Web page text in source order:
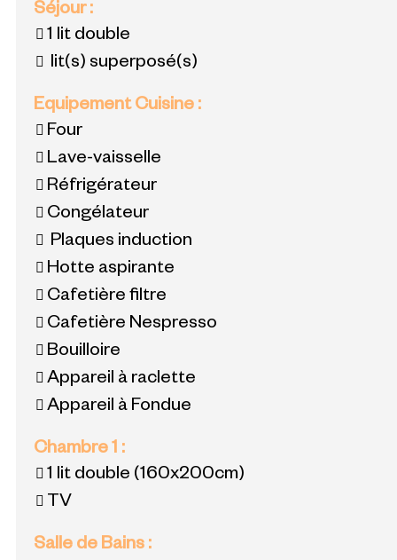
Séjour:
1 lit double
lit(s) superposé(s)
Equipement Cuisine :
Four
Lave-vaisselle
Réfrigérateur
Congélateur
Plaques induction
Hotte aspirante
Cafetière filtre
Cafetière Nespresso
Bouilloire
Appareil à raclette
Appareil à Fondue
Chambre 1 :
1 lit double (160x200cm)
TV
Salle de Bains :